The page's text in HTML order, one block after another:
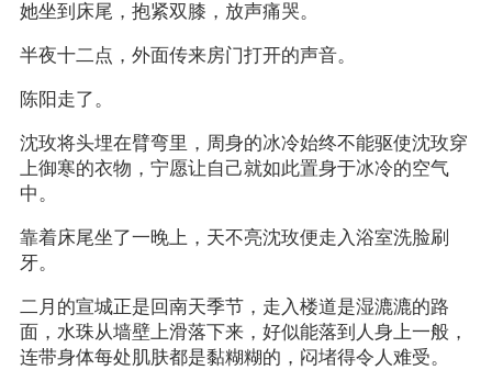
她坐到床尾，抱紧双膝，放声痛哭。
半夜十二点，外面传来房门打开的声音。
陈阳走了。
沈玫将头埋在臂弯里，周身的冰冷始终不能驱使沈玫穿
上御寒的衣物，宁愿让自己就如此置身于冰冷的空气
中。
靠着床尾坐了一晚上，天不亮沈玫便走入浴室洗脸刷
牙。
二月的宣城正是回南天季节，走入楼道是湿漉漉的路
面，水珠从墙壁上滑落下来，好似能落到人身上一般，
连带身体每处肌肤都是黏糊糊的，闷堵得令人难受。